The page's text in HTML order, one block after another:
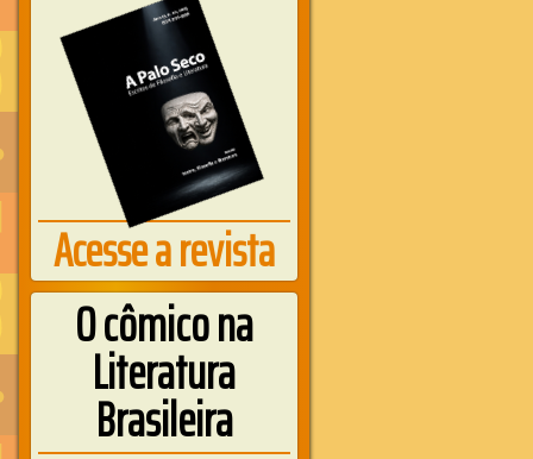
Acesse a revista
O cômico na
Literatura
Brasileira